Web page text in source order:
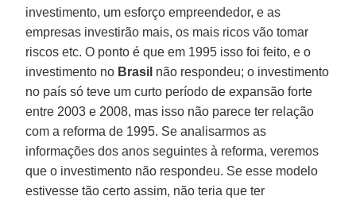
investimento, um esforço empreendedor, e as
empresas investirão mais, os mais ricos vão tomar
riscos etc. O ponto é que em 1995 isso foi feito, e o
investimento no Brasil não respondeu; o investimento
no país só teve um curto período de expansão forte
entre 2003 e 2008, mas isso não parece ter relação
com a reforma de 1995. Se analisarmos as
informações dos anos seguintes à reforma, veremos
que o investimento não respondeu. Se esse modelo
estivesse tão certo assim, não teria que ter